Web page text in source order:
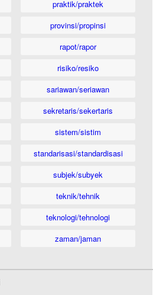
praktik/praktek
provinsi/propinsi
rapot/rapor
risiko/resiko
sariawan/seriawan
sekretaris/sekertaris
sistem/sistim
standarisasi/standardisasi
subjek/subyek
teknik/tehnik
teknologi/tehnologi
zaman/jaman